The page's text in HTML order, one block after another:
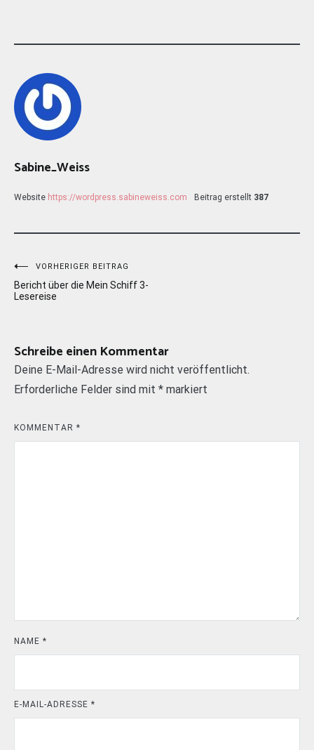
Sabine_Weiss
Website https://wordpress.sabineweiss.com Beitrag erstellt 387
Beitragsnavigation
VORHERIGER BEITRAG
Bericht über die Mein Schiff 3-
Lesereise
Schreibe einen Kommentar
Deine E-Mail-Adresse wird nicht veröffentlicht.
Erforderliche Felder sind mit * markiert
KOMMENTAR *
NAME *
E-MAIL-ADRESSE *